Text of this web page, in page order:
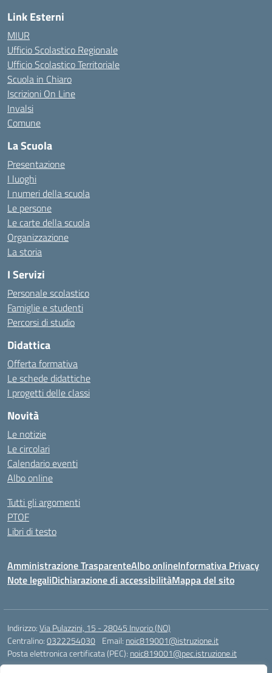
Link Esterni
MIUR
Ufficio Scolastico Regionale
Ufficio Scolastico Territoriale
Scuola in Chiaro
Iscrizioni On Line
Invalsi
Comune
La Scuola
Presentazione
I luoghi
I numeri della scuola
Le persone
Le carte della scuola
Organizzazione
La storia
I Servizi
Personale scolastico
Famiglie e studenti
Percorsi di studio
Didattica
Offerta formativa
Le schede didattiche
I progetti delle classi
Novità
Le notizie
Le circolari
Calendario eventi
Albo online
Tutti gli argomenti
PTOF
Libri di testo
Amministrazione TrasparenteAlbo onlineInformativa Privacy
Note legaliDichiarazione di accessibilitàMappa del sito
Indirizzo:Via Pulazzini, 15 - 28045 Invorio (NO)
Centralino:0322254030 Email: noic819001@istruzione.it
Posta elettronica certificata (PEC): noic819001@pec.istruzione.it